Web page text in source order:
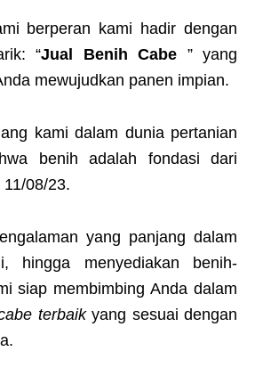
berperan kami hadir dengan
“Jual Benih Cabe ” yang
mewujudkan panen impian.
kami dalam dunia pertanian
benih adalah fondasi dari
08/23.
yang panjang dalam
hingga menyediakan benih-
siap membimbing Anda dalam
terbaikyang sesuai dengan